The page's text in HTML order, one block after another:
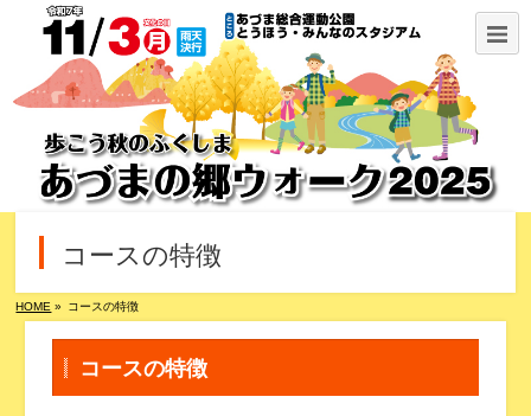
コースの特徴
HOME » コースの特徴
コースの特徴